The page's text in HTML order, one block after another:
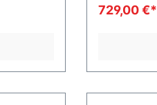
729,00 €*